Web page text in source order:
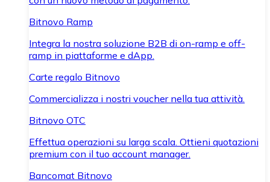
Bitnovo Ramp
Integra la nostra soluzione B2B di on-ramp e off-
ramp in piattaforme e dApp.
Carte regalo Bitnovo
Commercializza i nostri voucher nella tua attività.
Bitnovo OTC
Effettua operazioni su larga scala. Ottieni quotazioni
premium con il tuo account manager.
Bancomat Bitnovo